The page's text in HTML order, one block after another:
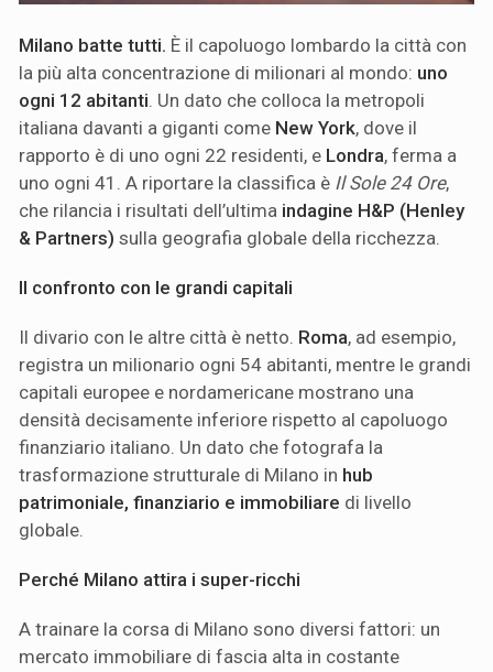
Milano batte tutti. È il capoluogo lombardo la città con
la più alta concentrazione di milionari al mondo: uno
ogni 12 abitanti . Un dato che colloca la metropoli
italiana davanti a giganti come New York, dove il
rapporto è di uno ogni 22 residenti, e Londra, ferma a
uno ogni 41. A riportare la classifica è Il Sole 24 Ore,
che rilancia i risultati dell’ultima indagine H&P (Henley
& Partners) sulla geografia globale della ricchezza.
Il confronto con le grandi capitali
Il divario con le altre città è netto. Roma, ad esempio,
registra un milionario ogni 54 abitanti, mentre le grandi
capitali europee e nordamericane mostrano una
densità decisamente inferiore rispetto al capoluogo
finanziario italiano. Un dato che fotografa la
trasformazione strutturale di Milano in hub
patrimoniale, finanziario e immobiliare di livello
globale.
Perché Milano attira i super-ricchi
A trainare la corsa di Milano sono diversi fattori: un
mercato immobiliare di fascia alta in costante